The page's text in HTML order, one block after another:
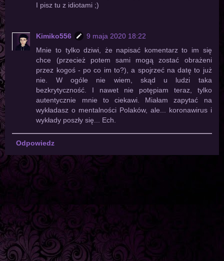
I pisz tu z idiotami ;)
Kimiko556
9 maja 2020 18:22
Mnie to tylko dziwi, że napisać komentarz to im się
chce (przecież potem sami mogą zostać obrażeni
przez kogoś - po co im to?), a spojrzeć na datę to już
nie. W ogóle nie wiem, skąd u ludzi taka
bezkrytyczność. I nawet nie potępiam teraz, tylko
autentycznie mnie to ciekawi. Miałam zapytać na
wykładasz o mentalności Polaków, ale... koronawirus i
wykłady poszły się... Ech.
Odpowiedz